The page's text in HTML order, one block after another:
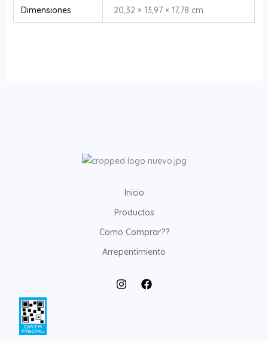
Dimensiones 20,32 × 13,97 × 17,78 cm
Inicio
Productos
Como Comprar??
Arrepentimiento